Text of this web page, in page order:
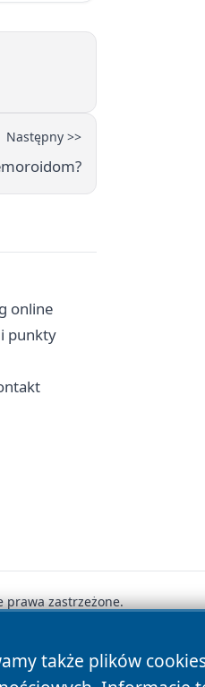
Następny >>
online
punkty
także plików
prawa zastrzeżone.
Polityka Cookies